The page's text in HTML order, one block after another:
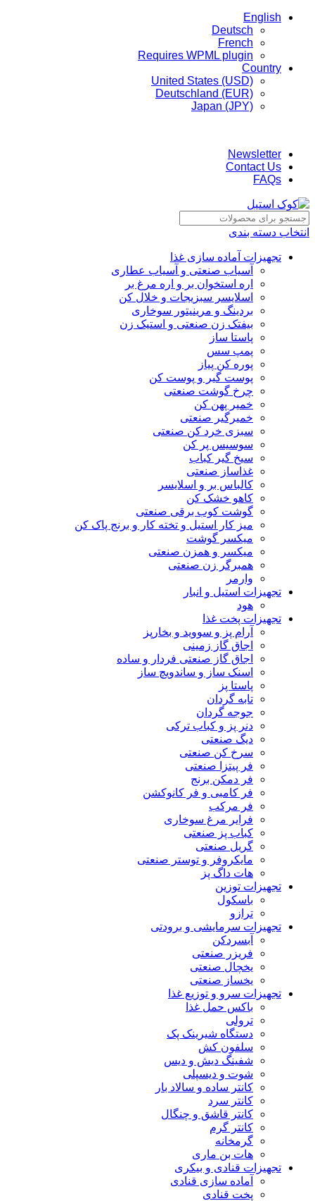
English
Deutsch
French
Requires WPML plugin
Country
United States (USD)
Deutschland (EUR)
Japan (JPY)
Newsletter
Contact Us
FAQs
انتخاب دسته بندی
تجهیزات آماده سازی غذا
آسیاب صنعتی و آسیاب عطاری
اره استخوان بر و اره مرغ بر
اسلایسر سبزیجات و خلال کن
بردینگ و مرینیتور سوخاری
بیفتک زن صنعتی و استیک زن
پاستا ساز
پمپ سس
پوره کن پیاز
پوست گیر و پوست کن
چرخ گوشت صنعتی
خمیر پهن کن
خمیرگیر صنعتی
سبزی خرد کن صنعتی
سوسیس پر کن
سیخ گیر کباب
غذاساز صنعتی
کالباس بر و اسلایسر
کاهو خشک کن
گوشت کوب برقی صنعتی
میز کار استیل و تخته کار و برنج پاک کن
میکسر گوشت
میکسر و همزن صنعتی
همبرگر زن صنعتی
وارمر
تجهیزات استیل و انبار
هود
تجهیزات پخت غذا
آرام پز و سووید و بخارپز
اجاق گاز زمینی
اجاق گاز صنعتی فردار و ساده
اسنک ساز و ساندویچ ساز
پاستا پز
تابه گردان
جوجه گردان
دنر پز و کباب ترکی
دیگ صنعتی
سرخ کن صنعتی
فر پیتزا صنعتی
فر دمکن برنج
فر کامبی و فر کانوکشن
فر مرکب
فرایر مرغ سوخاری
کباب پز صنعتی
گریل صنعتی
مایکروفر و توستر صنعتی
هات داگ پز
تجهیزات توزین
باسکول
ترازو
تجهیزات سرمایشی و برودتی
آبسردکن
فریزر صنعتی
یخچال صنعتی
یخساز صنعتی
تجهیزات سرو و توزیع غذا
باکس حمل غذا
ترولی
دستگاه شیرینک پک
سلفون کش
شفینگ دیش و دیس
شوت و دیسپلی
کانتر ساده و سالاد بار
کانتر سرد
کانتر قاشق و چنگال
کانتر گرم
گرمخانه
هات بن ماری
تجهیزات قنادی و بیکری
آماده سازی قنادی
پخت قنادی